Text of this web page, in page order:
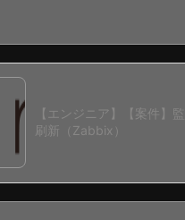
【エンジニア】【案件】
刷新（Zabbix）